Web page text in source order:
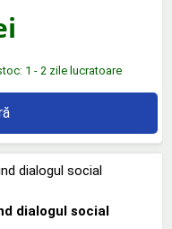
1 - 2 zile lucratoare
dialogul social